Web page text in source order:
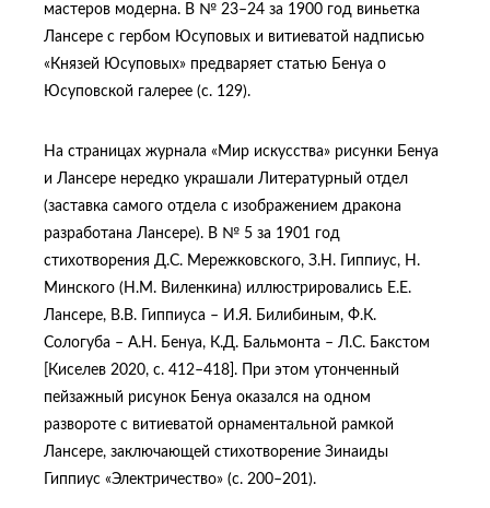
мастеров модерна. В № 23–24 за 1900 год виньетка
Лансере с гербом Юсуповых и витиеватой надписью
«Князей Юсуповых» предваряет статью Бенуа о
Юсуповской галерее (с. 129).
На страницах журнала «Мир искусства» рисунки Бенуа
и Лансере нередко украшали Литературный отдел
(заставка самого отдела с изображением дракона
разработана Лансере). В № 5 за 1901 год
стихотворения Д.С. Мережковского, З.Н. Гиппиус, Н.
Минского (Н.М. Виленкина) иллюстрировались Е.Е.
Лансере, В.В. Гиппиуса – И.Я. Билибиным, Ф.К.
Сологуба – А.Н. Бенуа, К.Д. Бальмонта – Л.С. Бакстом
[Киселев 2020, с. 412–418]. При этом утонченный
пейзажный рисунок Бенуа оказался на одном
развороте с витиеватой орнаментальной рамкой
Лансере, заключающей стихотворение Зинаиды
Гиппиус «Электричество» (с. 200–201).